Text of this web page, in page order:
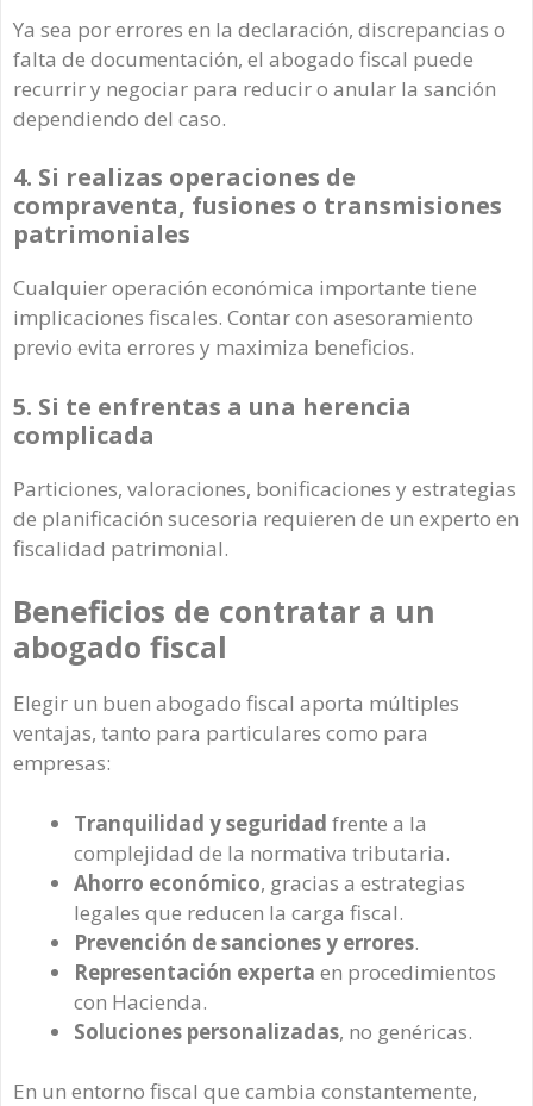
Ya sea por errores en la declaración, discrepancias o
falta de documentación, el abogado fiscal puede
recurrir y negociar para reducir o anular la sanción
dependiendo del caso.
4. Si realizas operaciones de
compraventa, fusiones o transmisiones
patrimoniales
Cualquier operación económica importante tiene
implicaciones fiscales. Contar con asesoramiento
previo evita errores y maximiza beneficios.
5. Si te enfrentas a una herencia
complicada
Particiones, valoraciones, bonificaciones y estrategias
de planificación sucesoria requieren de un experto en
fiscalidad patrimonial.
Beneficios de contratar a un
abogado fiscal
Elegir un buen abogado fiscal aporta múltiples
ventajas, tanto para particulares como para
empresas:
Tranquilidad y seguridad frente a la
complejidad de la normativa tributaria.
Ahorro económico, gracias a estrategias
legales que reducen la carga fiscal.
Prevención de sanciones y errores.
Representación experta en procedimientos
con Hacienda.
Soluciones personalizadas, no genéricas.
En un entorno fiscal que cambia constantemente,